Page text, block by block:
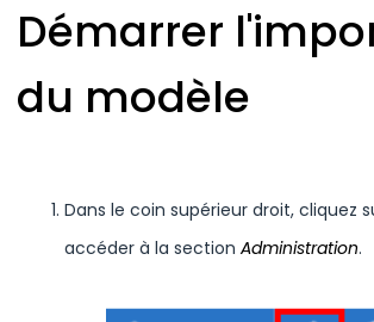
Démarrer
du modèle
Dans le coin supérieur droit, cliquez
accéder à la section Administration.